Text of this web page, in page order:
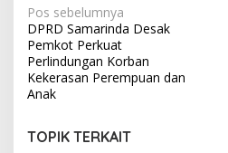
Navigasi
pos
Pos sebelumnya
DPRD Samarinda Desak
Pemkot Perkuat
Perlindungan Korban
Kekerasan Perempuan dan
Anak
TOPIK TERKAIT